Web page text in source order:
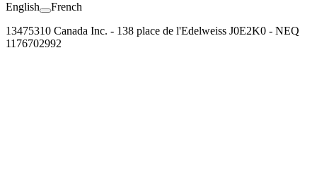
English
French
13475310 Canada Inc. - 138 place de l'Edelweiss J0E2K0 - NEQ
1176702992